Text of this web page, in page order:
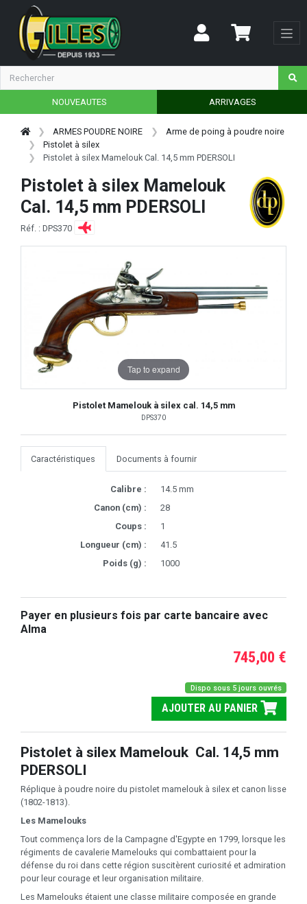
NOUVEAUTES ARRIVAGES
ARMES POUDRE NOIRE
Arme de poing à poudre noire
Pistolet à silex
Pistolet à silex Mamelouk Cal. 14,5 mm PDERSOLI
Pistolet à silex Mamelouk
Cal. 14,5 mm PDERSOLI
Réf. : DPS370
Tap to expand
Pistolet Mamelouk à silex cal. 14,5 mm
DPS370
Caractéristiques Documents à fournir
Calibre :
14.5 mm
Canon (cm) :
28
Coups :
1
Longueur (cm) :
41.5
Poids (g) :
1000
Payer en plusieurs fois par carte bancaire avec
Alma
745,00 €
Dispo sous 5 jours ouvrés
AJOUTER AU PANIER
Pistolet à silex Mamelouk Cal. 14,5 mm
PDERSOLI
Réplique à poudre noire du pistolet mamelouk à silex et canon lisse
(1802-1813).
Les Mamelouks
Tout commença lors de la Campagne d'Egypte en 1799, lorsque les
régiments de cavalerie Mamelouks qui combattaient pour la
défense du roi dans cette région suscitèrent curiosité et admiration
pour leur courage et leur organisation militaire.
Les Mamelouks étaient une classe militaire composée en grande